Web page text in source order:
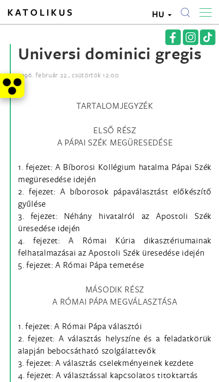
KATOLIKUS HU
Universi dominici gregis
1996. február 22., csütörtök 12:00
TARTALOMJEGYZÉK
ELSŐ RÉSZ
A PÁPAI SZÉK MEGÜRESEDÉSE
1. fejezet: A Bíborosi Kollégium hatalma Pápai Szék
megüresedése idején
2. fejezet: A bíborosok pápaválasztást előkészítő
gyűlése
3. fejezet: Néhány hivatalról az Apostoli Szék
üresedése idején
4. fejezet: A Római Kúria dikasztériumainak
felhatalmazásai az Apostoli Szék üresedése idején
5. fejezet: A Római Pápa temetése
MÁSODIK RÉSZ
A RÓMAI PÁPA MEGVÁLASZTÁSA
1. fejezet: A Római Pápa választói
2. fejezet: A választás helyszíne és a feladatkörük
alapján bebocsátható szolgálattevők
3. fejezet: A választás cselekményeinek kezdete
4. fejezet: A választással kapcsolatos titoktartás